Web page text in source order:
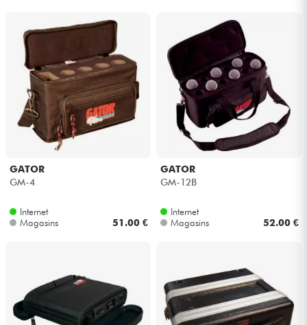
Packs
Voir nos marques
GATOR
GM-4
Internet
Magasins
51.00 €
GATOR
GM-12B
Internet
Magasins
52.00 €